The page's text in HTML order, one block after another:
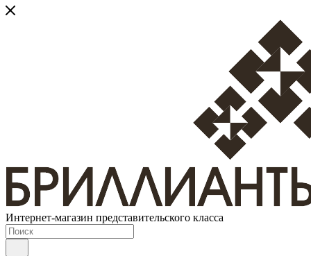
Интернет-магазин представительского класса